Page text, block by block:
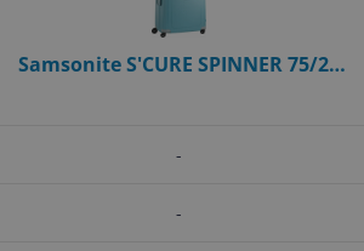
Samsonite S'CURE SPINNER 75/28
-
-